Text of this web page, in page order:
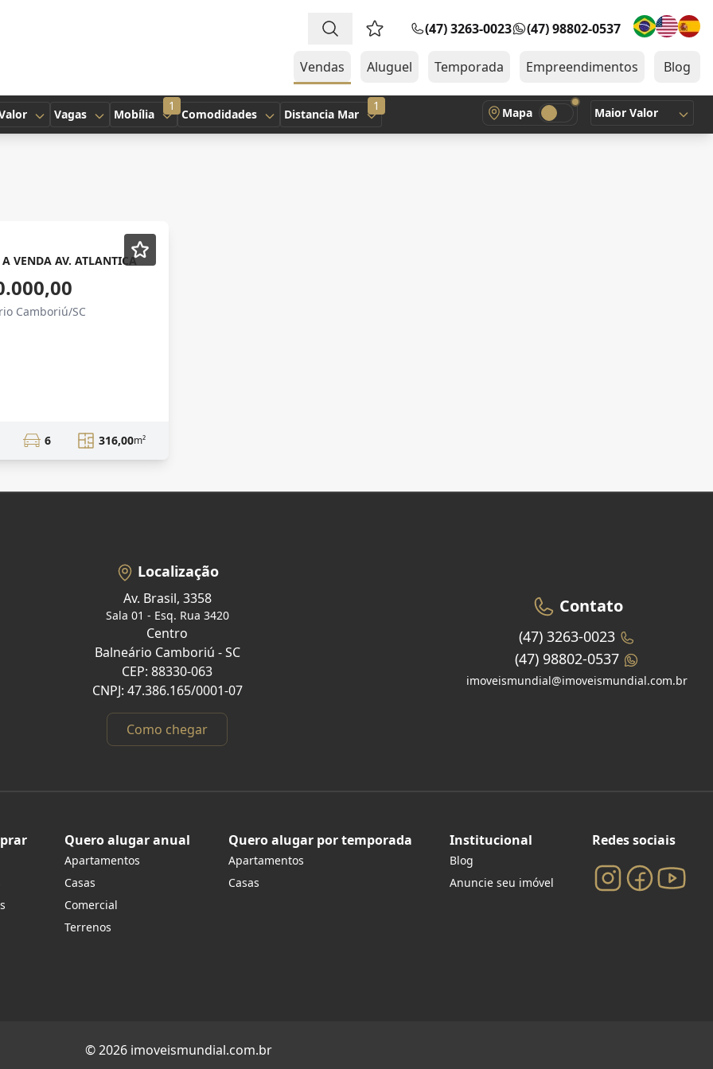
Favoritos (0 itens)
(47) 3263-0023 (47) 98802-0537
Vendas Aluguel Temporada Empreendimentos Blog
Vagas
1
Mobília Comodidades
1
Distancia Mar Mapa Maior Valor
VENDA AV. ATLANTICA
Camboriú/SC
6 316,00m²
Localização
Av. Brasil, 3358
Sala 01 - Esq. Rua 3420
Centro
Balneário Camboriú - SC
CEP: 88330-063
CNPJ: 47.386.165/0001-07
Como chegar
Contato
(47) 3263-0023
(47) 98802-0537
imoveismundial@imoveismundial.com.br
Quero alugar anual
Apartamentos
Casas
Comercial
Terrenos
Quero alugar por temporada
Apartamentos
Casas
Institucional
Blog
Anuncie seu imóvel
Redes sociais
© 2026 imoveismundial.com.br